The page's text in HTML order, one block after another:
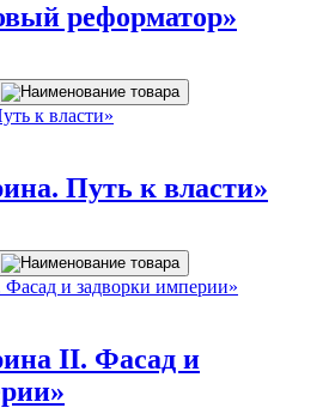
реформатор»
Путь к власти»
II. Фасад и